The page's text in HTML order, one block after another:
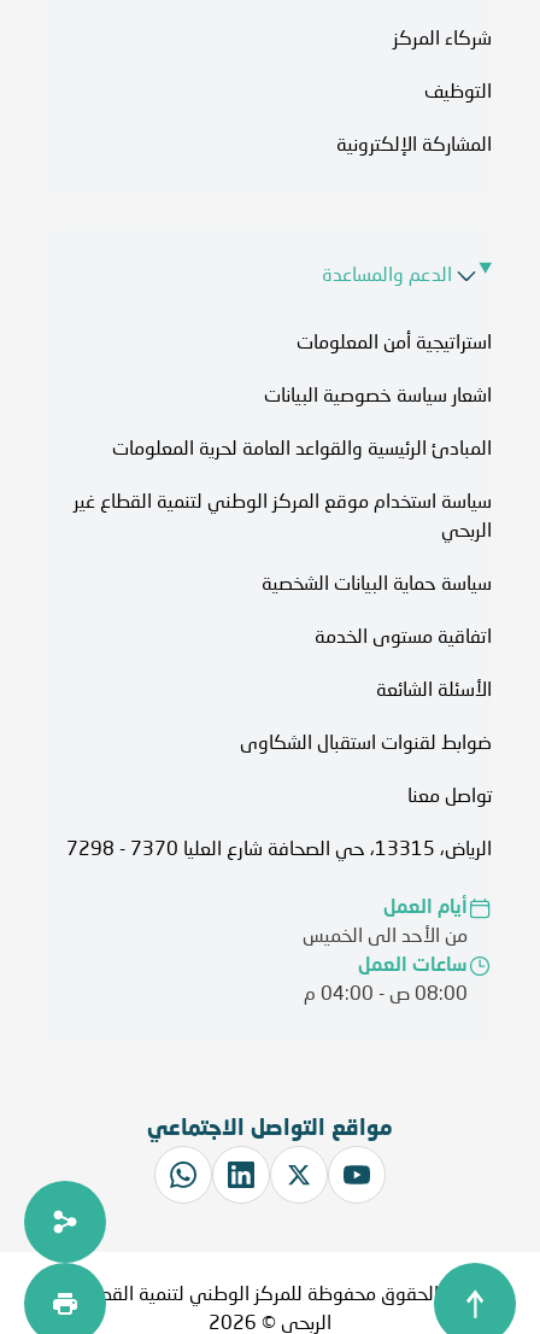
شركاء المركز
التوظيف
المشاركة الإلكترونية
الدعم والمساعدة
استراتيجية أمن المعلومات
اشعار سياسة خصوصية البيانات
المبادئ الرئيسية والقواعد العامة لحرية المعلومات
سياسة استخدام موقع المركز الوطني لتنمية القطاع غير
الربحي
سياسة حماية البيانات الشخصية
اتفاقية مستوى الخدمة​
الأسئلة الشائعة
ضوابط لقنوات استقبال الشكاوى
تواصل معنا
الرياض، 13315، حي الصحافة شارع العليا 7370 - 7298
أيام العمل
من الأحد الى الخميس
ساعات العمل
08:00 ص - 04:00 م
مواقع التواصل الاجتماعي
جميع الحقوق محفوظة للمركز الوطني لتنمية القطاع غير
الربحي © 2026